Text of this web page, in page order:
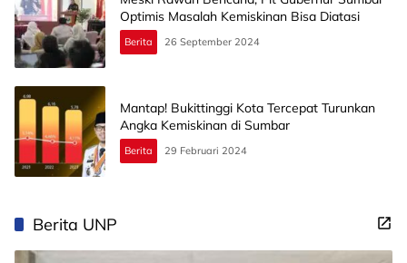
Optimis Masalah Kemiskinan Bisa Diatasi
Berita 26 September 2024
Mantap! Bukittinggi Kota Tercepat Turunkan
Angka Kemiskinan di Sumbar
Berita 29 Februari 2024
Berita UNP